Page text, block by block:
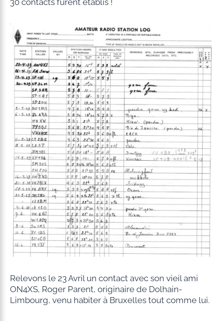
Relevons le 23 Avril un contact avec son vieil ami
ON4XS, Roger Parent, originaire de Dolhain-
Limbourg, venu habiter à Bruxelles tout comme lui.